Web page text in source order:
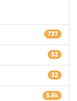
737
52
32
5.6k